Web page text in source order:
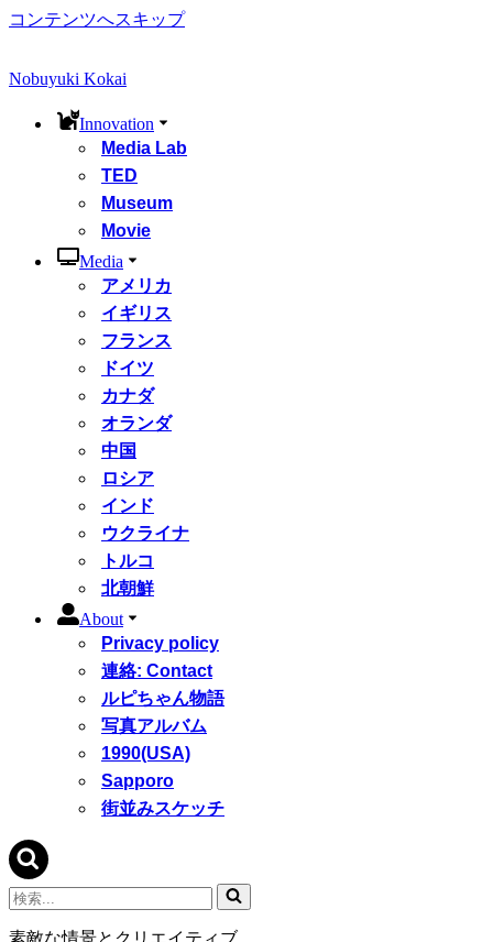
コンテンツへスキップ
Nobuyuki Kokai
Innovation
Media Lab
TED
Museum
Movie
Media
アメリカ
イギリス
フランス
ドイツ
カナダ
オランダ
中国
ロシア
インド
ウクライナ
トルコ
北朝鮮
About
Privacy policy
連絡: Contact
ルピちゃん物語
写真アルバム
1990(USA)
Sapporo
街並みスケッチ
検
索...
素敵な情景とクリエイティブ